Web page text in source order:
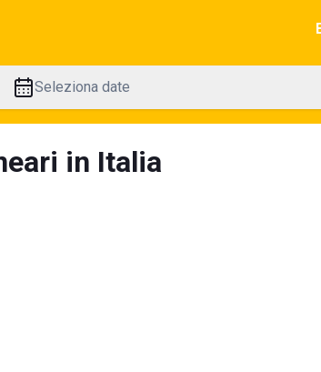
Seleziona date
in Italia